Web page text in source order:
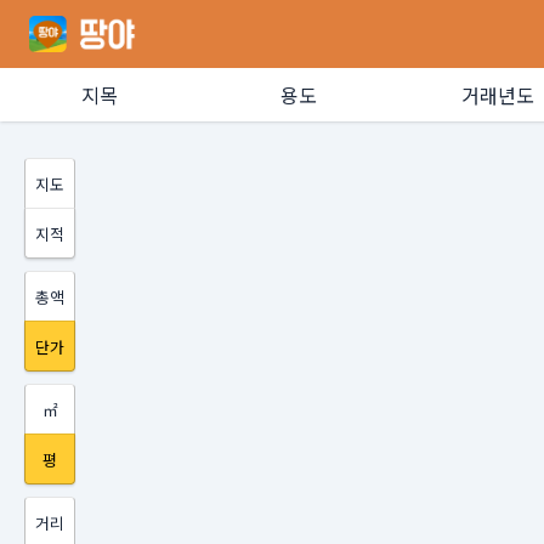
지목 용도 거래년도
지도
지적
총액
단가
㎡
평
거리